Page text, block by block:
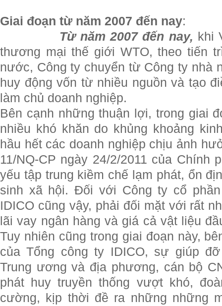
Giai đoạn từ năm 2007 đến nay:
Từ năm 2007 đến nay, khi
thương mại thế giới WTO, theo tiến
nước, Công ty chuyển từ Công ty nhà
huy động vốn từ nhiều nguồn và tạo
làm chủ doanh nghiệp.
Bên cạnh những thuận lợi, trong giai
nhiều khó khăn do khủng khoảng
hầu hết các doanh nghiệp chịu ảnh
11/NQ-CP ngày 24/2/2011 của Chính
yếu tập trung kiềm chế lạm phát, ổn
sinh xã hội. Đối với Công ty cổ
IDICO cũng vậy, phải đối mặt với rất
lãi vay ngân hàng và giá cả vật liệu
Tuy nhiên cũng trong giai đoạn này,
của Tổng công ty IDICO, sự giúp
Trung ương và địa phương, cán bộ
phát huy truyền thống vượt khó,
cường, kịp thời đề ra những những